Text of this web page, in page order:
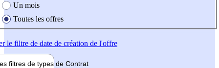
Un mois
Toutes les offres
le filtre de date de création de l'offre
filtres de types de Contrat